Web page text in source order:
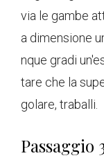
via le gambe
a dimensione
nque gradi
tare che la
golare, traballi.
Passaggio